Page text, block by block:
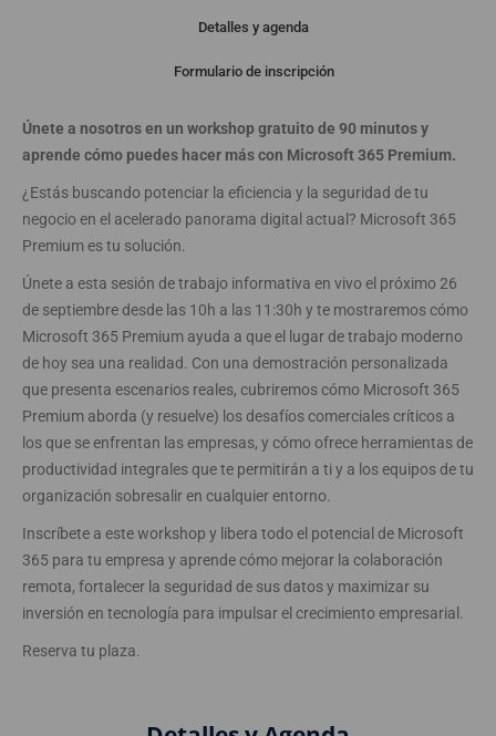
Detalles y agenda
Formulario de inscripción
Únete a nosotros en un workshop gratuito de 90 minutos y
aprende cómo puedes hacer más con Microsoft 365 Premium.
¿Estás buscando potenciar la eficiencia y la seguridad de tu
negocio en el acelerado panorama digital actual? Microsoft 365
Premium es tu solución.
Únete a esta sesión de trabajo informativa en vivo el próximo 26
de septiembre desde las 10h a las 11:30h y te mostraremos cómo
Microsoft 365 Premium ayuda a que el lugar de trabajo moderno
de hoy sea una realidad. Con una demostración personalizada
que presenta escenarios reales, cubriremos cómo Microsoft 365
Premium aborda (y resuelve) los desafíos comerciales críticos a
los que se enfrentan las empresas, y cómo ofrece herramientas de
productividad integrales que te permitirán a ti y a los equipos de tu
organización sobresalir en cualquier entorno.
Inscríbete a este workshop y libera todo el potencial de Microsoft
365 para tu empresa y aprende cómo mejorar la colaboración
remota, fortalecer la seguridad de sus datos y maximizar su
inversión en tecnología para impulsar el crecimiento empresarial.
Reserva tu plaza.